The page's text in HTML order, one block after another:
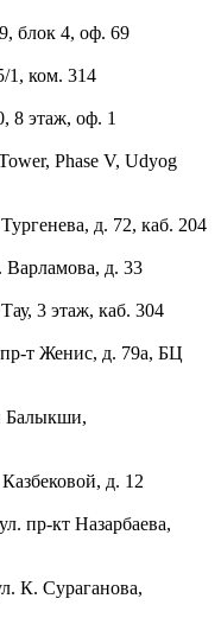
блок 4, оф. 69
1, ком. 314
8 этаж, оф. 1
Phase V, Udyog
д. 72, каб. 204
Варламова, д. 33
3 этаж, каб. 304
пр-т Женис, д. 79а, БЦ
Балыкши,
д. 12
пр-кт Назарбаева,
К. Сураганова,